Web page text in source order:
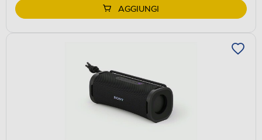
AGGIUNGI